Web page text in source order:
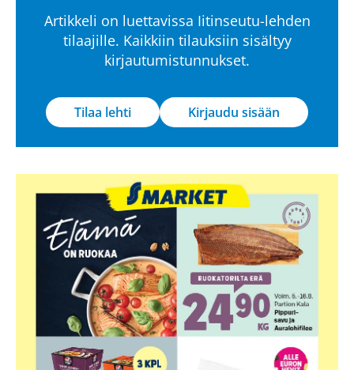
Artikkeli on luettavissa Iitinseutu-lehden
tilaajille. Kaikkiin tilauksiin sisältyy
kirjautumistunnukset.
Tilaa lehti Kirjaudu sisään